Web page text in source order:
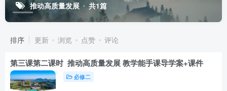
推动高质量发展 共1篇
排序 更新 浏览 点赞 评论
第三课第二课时 推动高质量发展 教学能手课导学案+课件
必修二